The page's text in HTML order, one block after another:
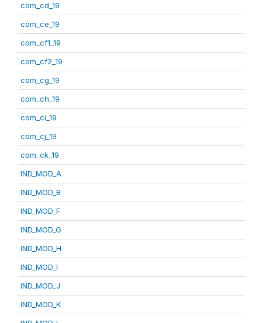
com_cd_19
com_ce_19
com_cf1_19
com_cf2_19
com_cg_19
com_ch_19
com_ci_19
com_cj_19
com_ck_19
IND_MOD_A
IND_MOD_B
IND_MOD_F
IND_MOD_G
IND_MOD_H
IND_MOD_I
IND_MOD_J
IND_MOD_K